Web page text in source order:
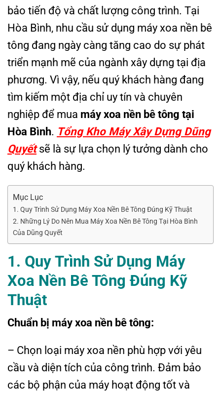
bảo tiến độ và chất lượng công trình. Tại
Hòa Bình, nhu cầu sử dụng máy xoa nền bê
tông đang ngày càng tăng cao do sự phát
triển mạnh mẽ của ngành xây dựng tại địa
phương. Vì vậy, nếu quý khách hàng đang
tìm kiếm một địa chỉ uy tín và chuyên
nghiệp để mua máy xoa nền bê tông tại
Hòa Bình. Tổng Kho Máy Xây Dựng Dũng
Quyếtsẽ là sự lựa chọn lý tưởng dành cho
quý khách hàng.
Mục Lục
1. Quy Trình Sử Dụng Máy Xoa Nền Bê Tông Đúng Kỹ Thuật
2. Những Lý Do Nên Mua Máy Xoa Nền Bê Tông Tại Hòa Bình
Của Dũng Quyết
1. QuyTrình Sử Dụng Máy
Xoa Nền Bê Tông Đúng Kỹ
Thuật
Chuẩn bị máy xoa nền bê tông:
– Chọn loại máy xoa nền phù hợp với yêu
cầu và diện tích của công trình. Đảm bảo
các bộ phận của máy hoạt động tốt và